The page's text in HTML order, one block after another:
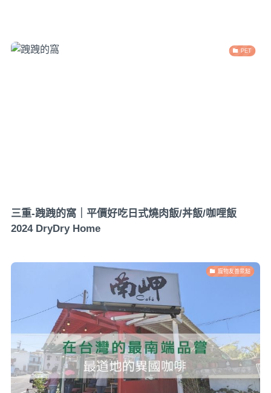
PET
三重-跩跩的窩｜平價好吃日式燒肉飯/丼飯/咖哩飯
2024 DryDry Home
寵物友善景點